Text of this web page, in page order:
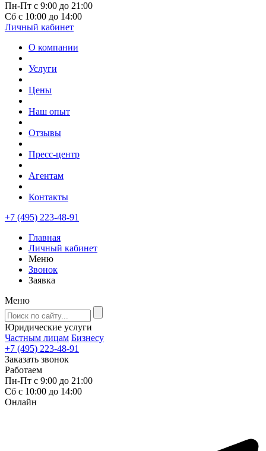
Пн-Пт с 9:00 до 21:00
Сб с 10:00 до 14:00
Личный кабинет
О компании
Услуги
Цены
Наш опыт
Отзывы
Пресс-центр
Агентам
Контакты
+7 (495) 223-48-91
Главная
Личный кабинет
Меню
Звонок
Заявка
Меню
Юридические услуги
Частным лицам Бизнесу
+7 (495) 223-48-91
Заказать звонок
Работаем
Пн-Пт с 9:00 до 21:00
Сб с 10:00 до 14:00
Онлайн